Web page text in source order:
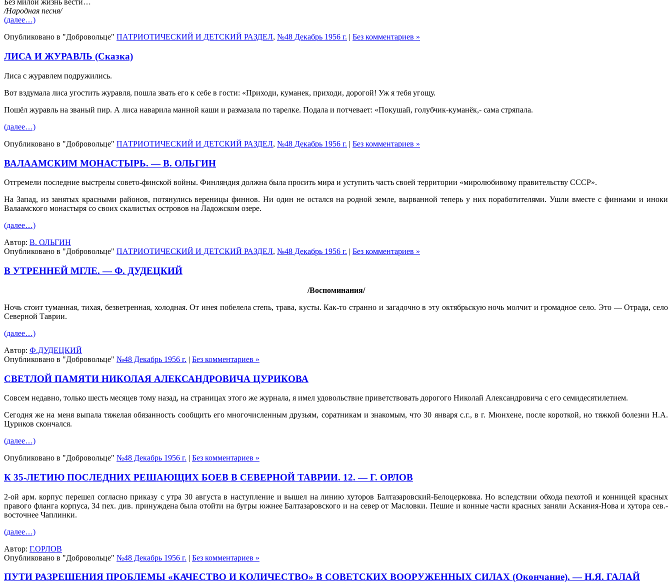
Без милой жизнь вести…
/Народная песня/
(далее…)
Опубликовано в "Добровольце" ПАТРИОТИЧЕСКИЙ И ДЕТСКИЙ РАЗДЕЛ, №48 Декабрь 1956 г. Без комментариев »
ЛИСА И ЖУРАВЛЬ (Сказка)
Лиса с журавлем подружились.
Вот вздумала лиса угостить журавля, пошла звать его к себе в гости: «Приходи, куманек, приходи, дорогой! Уж я тебя угощу.
Пошёл журавль на званый пир. А лиса наварила манной каши и размазала по тарелке. Подала и потчевает: «Покушай, голубчик-куманёк,- сама стряпала.
(далее…)
Опубликовано в "Добровольце" ПАТРИОТИЧЕСКИЙ И ДЕТСКИЙ РАЗДЕЛ, №48 Декабрь 1956 г. | Без комментариев »
ВАЛААМСКИМ МОНАСТЫРЬ. — В. ОЛЬГИН
Отгремели последние выстрелы совето-финской войны. Финляндия должна была просить мира и уступить часть своей территории «миролюбивому правительству СССР».
На Запад, из занятых красными районов, потянулись вереницы финнов. Ни один не остался на родной земле, вырванной теперь у них поработителями. Ушли вместе с финнами и иноки
Валаамского монастыря со своих скалистых островов на Ладожском озере.
(далее…)
Автор: В. ОЛЬГИН
Опубликовано в "Добровольце" ПАТРИОТИЧЕСКИЙ И ДЕТСКИЙ РАЗДЕЛ, №48 Декабрь 1956 г. | Без комментариев »
В УТРЕННЕЙ МГЛЕ. — Ф. ДУДЕЦКИЙ
/Воспоминания/
Ночь стоит туманная, тихая, безветренная, холодная. От инея побелела степь, трава, кусты. Как-то странно и загадочно в эту октябрьскую ночь молчит и громадное село. Это — Отрада, село
Северной Таврии.
(далее…)
Автор: Ф.ДУДЕЦКИЙ
Опубликовано в "Добровольце" №48 Декабрь 1956 г. | Без комментариев »
СВЕТЛОЙ ПАМЯТИ НИКОЛАЯ АЛЕКСАНДРОВИЧА ЦУРИКОВА
Совсем недавно, только шесть месяцев тому назад, на страницах этого же журнала, я имел удовольствие приветствовать дорогого Николай Александровича с его семидесятилетием.
Сегодня же на меня выпала тяжелая обязанность сообщить его многочисленным друзьям, соратникам и знакомым, что 30 января с.г., в г. Мюнхене, после короткой, но тяжкой болезни Н.А.
Цуриков скончался.
(далее…)
Опубликовано в "Добровольце" №48 Декабрь 1956 г. | Без комментариев »
К 35-ЛЕТИЮ ПОСЛЕДНИХ РЕШАЮЩИХ БОЕВ В СЕВЕРНОЙ ТАВРИИ. 12. — Г. ОРЛОВ
2-ой арм. корпус перешел согласно приказу с утра 30 августа в наступление и вышел на линию хуторов Балтазаровский-Белоцерковка. Но вследствии обхода пехотой и конницей красных
правого фланга корпуса, 34 пех. див. принуждена была отойти на бугры южнее Балтазаровского и на север от Масловки. Пешие и конные части красных заняли Аскания-Нова и хутора сев.-
восточнее Чаплинки.
(далее…)
Автор: Г.ОРЛОВ
Опубликовано в "Добровольце" №48 Декабрь 1956 г. | Без комментариев »
ПУТИ РАЗРЕШЕНИЯ ПРОБЛЕМЫ «КАЧЕСТВО И КОЛИЧЕСТВО» В СОВЕТСКИХ ВООРУЖЕННЫХ СИЛАХ (Окончание). — Н.Я. ГАЛАЙ